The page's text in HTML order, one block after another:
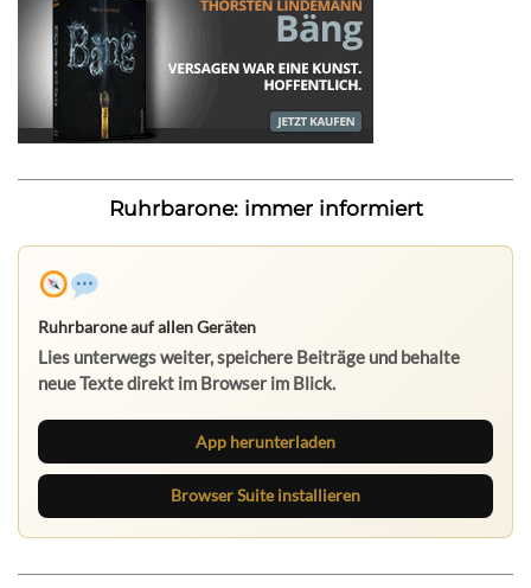
Ruhrbarone: immer informiert
Ruhrbarone auf allen Geräten
Lies unterwegs weiter, speichere Beiträge und behalte
neue Texte direkt im Browser im Blick.
App herunterladen
Browser Suite installieren